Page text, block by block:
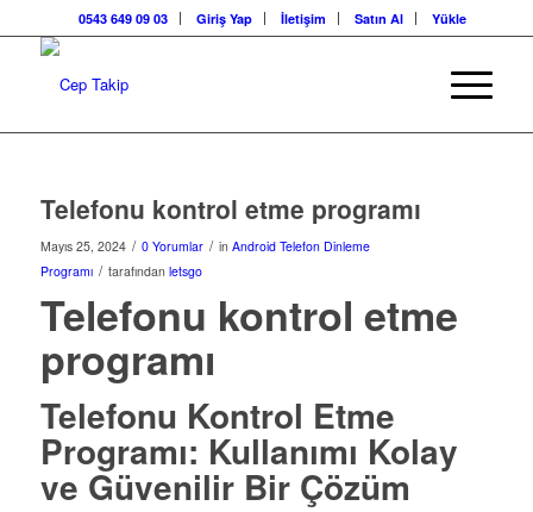
0543 649 09 03 Giriş Yap İletişim Satın Al Yükle
Telefonu kontrol etme programı
Mayıs 25, 2024 / 0 Yorumlar / in Android Telefon Dinleme
Programı / tarafından letsgo
Telefonu kontrol etme
programı
Telefonu Kontrol Etme
Programı: Kullanımı Kolay
ve Güvenilir Bir Çözüm